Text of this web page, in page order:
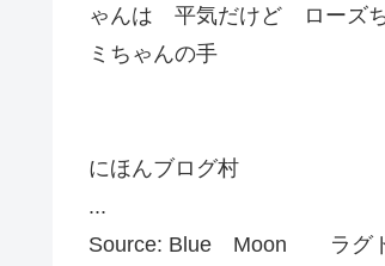
ゃんは 平気だけど ローズ
ミちゃんの手
にほんブログ村
...
Source: Blue Moon ラグ